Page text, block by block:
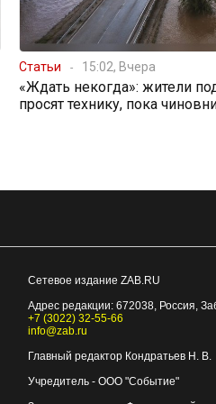
Статьи 15:02, Вчера
«Ждать некогда»: жители
просят технику, пока
Сетевое издание ZAB.RU
Адрес редакции: 672038, Россия,
+7 (3022) 32-55-66
info@zab.ru
Главный редактор Кондратьев Н. В.
Учредитель - ООО "Событие"